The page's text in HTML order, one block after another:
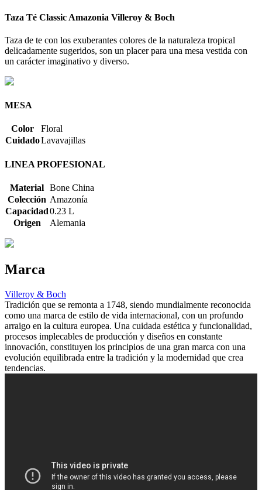
Taza Té Classic Amazonia Villeroy & Boch
Taza de te con los exuberantes colores de la naturaleza tropical
delicadamente sugeridos, son un placer para una mesa vestida con
un carácter imaginativo y diverso.
MESA
Color
Floral
CuidadoLavavajillas
LINEA PROFESIONAL
Material Bone China
Colección Amazonía
Capacidad0.23 L
Origen
Alemania
Marca
Villeroy & Boch
Tradición que se remonta a 1748, siendo mundialmente reconocida
como una marca de estilo de vida internacional, con un profundo
arraigo en la cultura europea. Una cuidada estética y funcionalidad,
procesos implecables de producción y diseños en constante
innovación, constituyen los principios de una gran marca con una
evolución equilibrada entre la tradición y la modernidad que crea
tendencias.